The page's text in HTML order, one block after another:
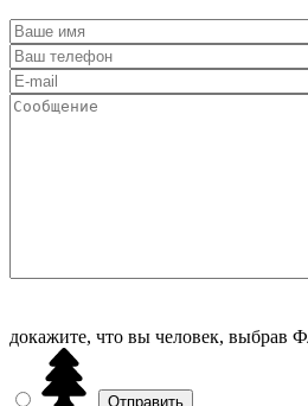
докажите, что вы человек, выбрав